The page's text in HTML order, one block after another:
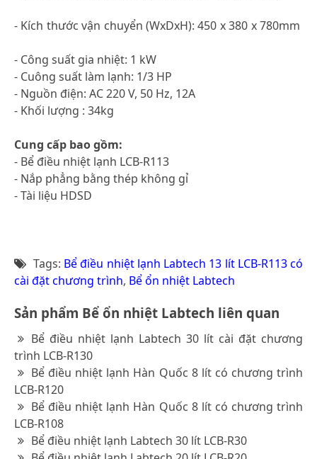
- Kích thước vận chuyển (WxDxH): 450 x 380 x 780mm
- Công suất gia nhiệt: 1 kW
- Cuông suất làm lạnh: 1/3 HP
- Nguồn điện: AC 220 V, 50 Hz, 12A
- Khối lượng : 34kg
Cung cấp bao gồm:
- Bể điều nhiệt lạnh LCB-R113
- Nắp phẳng bằng thép không gỉ
- Tài liệu HDSD
Tags: Bể điều nhiệt lạnh Labtech 13 lít LCB-R113 có
cài đặt chương trình, Bể ổn nhiệt Labtech
Sản phẩm Bể ổn nhiệt Labtech liên quan
Bể điều nhiệt lạnh Labtech 30 lít cài đặt chương
trình LCB-R130
Bể điều nhiệt lạnh Hàn Quốc 8 lít có chương trình
LCB-R120
Bể điều nhiệt lạnh Hàn Quốc 8 lít có chương trình
LCB-R108
Bể điều nhiệt lạnh Labtech 30 lít LCB-R30